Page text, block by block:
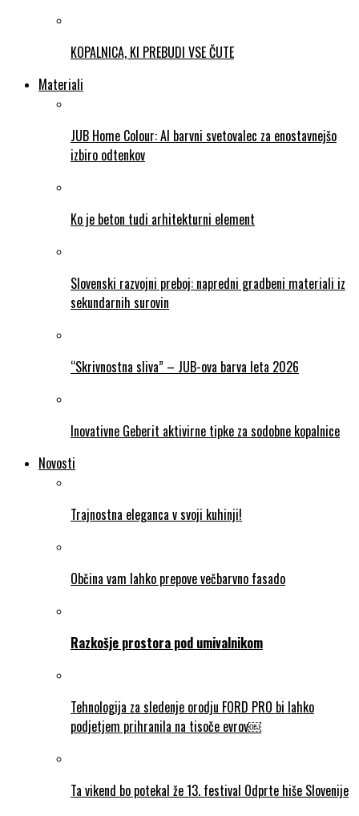
KOPALNICA, KI PREBUDI VSE ČUTE
Materiali
JUB Home Colour: AI barvni svetovalec za enostavnejšo
izbiro odtenkov
Ko je beton tudi arhitekturni element
Slovenski razvojni preboj: napredni gradbeni materiali iz
sekundarnih surovin
“Skrivnostna sliva” – JUB-ova barva leta 2026
Inovativne Geberit aktivirne tipke za sodobne kopalnice
Novosti
Trajnostna eleganca v svoji kuhinji!
Občina vam lahko prepove večbarvno fasado
Razkošje prostora pod umivalnikom
Tehnologija za sledenje orodju FORD PRO bi lahko
podjetjem prihranila na tisoče evrov￼
Ta vikend bo potekal že 13. festival Odprte hiše Slovenije